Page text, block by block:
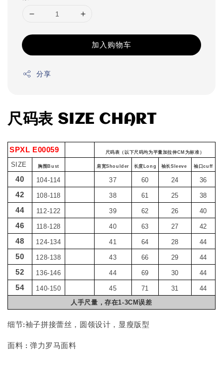
加入购物车
分享
尺码表 SIZE CHART
SPXL E00059 尺码表（以下尺码均为平量加拉伸CM为标准）
SIZE 胸围Bust 肩宽Shoulder 长度Long 袖长Sleeve 袖口cuff
40 104-114 37 60 24 36
42 108-118 38 61 25 38
44 112-122 39 62 26 40
46 118-128 40 63 27 42
48 124-134 41 64 28 44
50 128-138 43 66 29 44
52 136-146 44 69 30 44
54 140-150 45 71 31
44
人手尺量，存在1-3CM误差
细节:袖子拼接蕾丝，圆领设计，显瘦版型
面料 : 弹力罗马面料